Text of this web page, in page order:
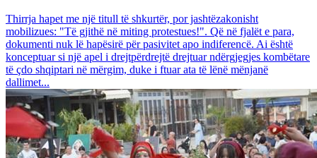
Thirrja hapet me një titull të shkurtër, por jashtëzakonisht
mobilizues: "Të gjithë në miting protestues!". Që në fjalët e para,
dokumenti nuk lë hapësirë për pasivitet apo indiferencë. Ai është
konceptuar si një apel i drejtpërdrejtë drejtuar ndërgjegjes kombëtare
të çdo shqiptari në mërgim, duke i ftuar ata të lënë mënjanë
dallimet...